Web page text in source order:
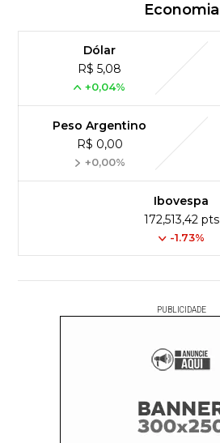
Economia
Dólar
R$ 5,08
+0,04%
Peso Argentino
R$ 0,00
+0,00%
Ibovespa
172,513,42 pts
-1.73%
PUBLICIDADE